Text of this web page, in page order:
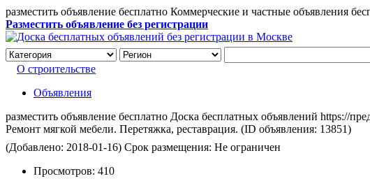
разместить объявление бесплатно Коммерческие и частные объявления
Разместить объявление без регистрации
О строительстве
Объявления
разместить объявление бесплатно Доска бесплатных объявлений https://
Ремонт мягкой мебели. Перетяжка, реставрация. (ID объявления: 13851)
(Добавлено: 2018-01-16) Срок размещения: Не ограничен
Просмотров: 410